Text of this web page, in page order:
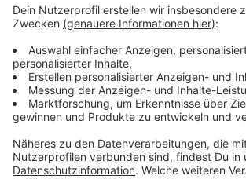
ANTENNE BAYERN Newsletter. Ob
Lifestyle oder unsere neuesten
informieren dich.
Zum Newsletter